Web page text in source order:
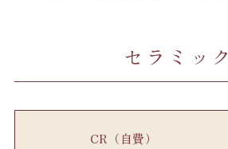
セラミック
CR（自費）